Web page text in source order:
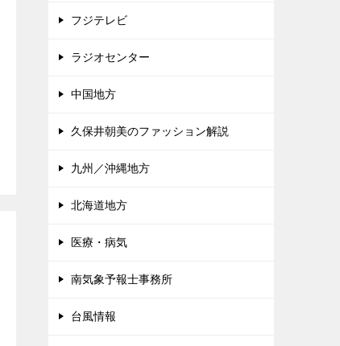
フジテレビ
ラジオセンター
中国地方
久保井朝美のファッション解説
九州／沖縄地方
北海道地方
医療・病気
南気象予報士事務所
台風情報